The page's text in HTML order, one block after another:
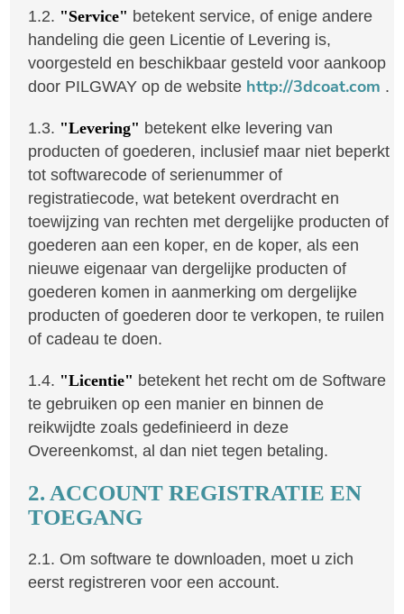
1.2. "Service" betekent service, of enige andere
handeling die geen Licentie of Levering is,
voorgesteld en beschikbaar gesteld voor aankoop
door PILGWAY op de website http://3dcoat.com .
1.3. "Levering" betekent elke levering van
producten of goederen, inclusief maar niet beperkt
tot softwarecode of serienummer of
registratiecode, wat betekent overdracht en
toewijzing van rechten met dergelijke producten of
goederen aan een koper, en de koper, als een
nieuwe eigenaar van dergelijke producten of
goederen komen in aanmerking om dergelijke
producten of goederen door te verkopen, te ruilen
of cadeau te doen.
1.4. "Licentie" betekent het recht om de Software
te gebruiken op een manier en binnen de
reikwijdte zoals gedefinieerd in deze
Overeenkomst, al dan niet tegen betaling.
2. ACCOUNT REGISTRATIE EN
TOEGANG
2.1. Om software te downloaden, moet u zich
eerst registreren voor een account.